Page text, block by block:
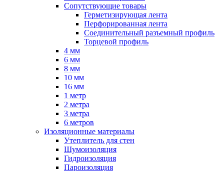
Сопутствующие товары
Герметизирующая лента
Перфорированная лента
Соединительный разъемный профиль
Торцевой профиль
4 мм
6 мм
8 мм
10 мм
16 мм
1 метр
2 метра
3 метра
6 метров
Изоляционные материалы
Утеплитель для стен
Шумоизоляция
Гидроизоляция
Пароизоляция